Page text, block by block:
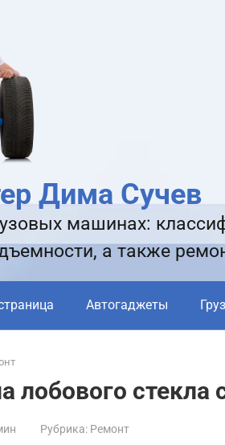
Дима Сучев
машинах:
а также
Автогаджеты
лобового стекла
Рубрика: Ремонт